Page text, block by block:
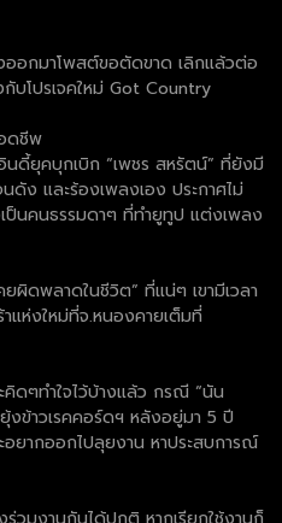
อกมาโพสต์ขอตัดขาด เลิกแล้วต่อ
บโปรเจคใหม่ Got Country
ดชีพ
นดี้ยุคบุกเบิก “เพชร สหรัตน์” ที่ยังมี
ง และร้องเพลงเอง ประกาศไม่
นคนธรรมดาๆ ที่ทำยูทูป แต่งเพลง
ผิดพลาดในชีวิต” ที่แน่ๆ เขามีเวลา
แห่งใหม่ที่จ.หนองคายเต็มที่
ดๆทำใจไว้บ้างแล้ว กรณี “นัน
ข้าวเรคคอร์ดฯ หลังอยู่มา 5 ปี
ยากออกไปลุยงาน หาประสบการณ์